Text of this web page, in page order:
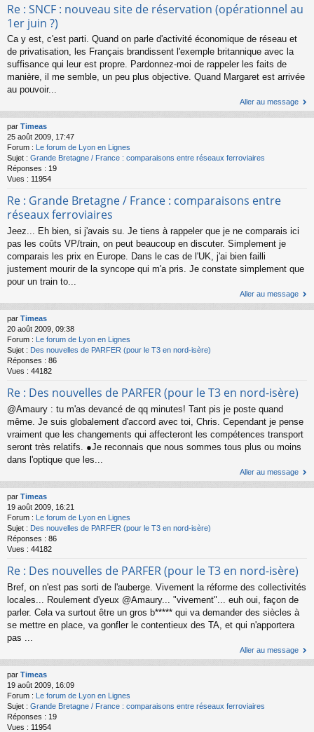
Re : SNCF : nouveau site de réservation (opérationnel au
1er juin ?)
Ca y est, c'est parti. Quand on parle d'activité économique de réseau et
de privatisation, les Français brandissent l'exemple britannique avec la
suffisance qui leur est propre. Pardonnez-moi de rappeler les faits de
manière, il me semble, un peu plus objective. Quand Margaret est arrivée
au pouvoir...
Aller au message
par Timeas
25 août 2009, 17:47
Forum :
Le forum de Lyon en Lignes
Sujet : Grande Bretagne / France : comparaisons entre réseaux ferroviaires
Réponses : 19
Vues : 11954
Re : Grande Bretagne / France : comparaisons entre
réseaux ferroviaires
Jeez... Eh bien, si j'avais su. Je tiens à rappeler que je ne comparais ici
pas les coûts VP/train, on peut beaucoup en discuter. Simplement je
comparais les prix en Europe. Dans le cas de l'UK, j'ai bien failli
justement mourir de la syncope qui m'a pris. Je constate simplement que
pour un train to...
Aller au message
par Timeas
20 août 2009, 09:38
Forum : Le forum de Lyon en Lignes
Sujet : Des nouvelles de PARFER (pour le T3 en nord-isère)
Réponses : 86
Vues : 44182
Re : Des nouvelles de PARFER (pour le T3 en nord-isère)
@Amaury : tu m'as devancé de qq minutes! Tant pis je poste quand
même. Je suis globalement d'accord avec toi, Chris. Cependant je pense
vraiment que les changements qui affecteront les compétences transport
seront très relatifs. ●Je reconnais que nous sommes tous plus ou moins
dans l'optique que les...
Aller au message
par Timeas
19 août 2009, 16:21
Forum : Le forum de Lyon en Lignes
Sujet : Des nouvelles de PARFER (pour le T3 en nord-isère)
Réponses : 86
Vues : 44182
Re : Des nouvelles de PARFER (pour le T3 en nord-isère)
Bref, on n'est pas sorti de l'auberge. Vivement la réforme des collectivités
locales... Roulement d'yeux @Amaury... "vivement"... euh oui, façon de
parler. Cela va surtout être un gros b***** qui va demander des siècles à
se mettre en place, va gonfler le contentieux des TA, et qui n'apportera
pas ...
Aller au message
par Timeas
19 août 2009, 16:09
Forum : Le forum de Lyon en Lignes
Sujet : Grande Bretagne / France : comparaisons entre réseaux ferroviaires
Réponses : 19
Vues : 11954